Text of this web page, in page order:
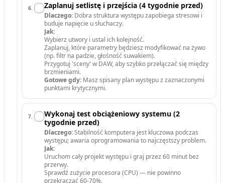
6. Zaplanuj setlistę i przejścia (4 tygodnie przed)
Dlaczego: Dobra struktura występu zapobiega stresowi i
buduje napięcie u słuchaczy.
Jak:
Wybierz utwory i ustal ich kolejność.
Zaplanuj, które parametry będziesz modyfikować na żywo
(np. filtr na padzie, głośność suwakiem).
Przygotuj 'sceny' w DAW, aby szybko przełączać się między
brzmieniami.
Gotowe gdy: Masz spisany plan występu z zaznaczonymi
punktami krytycznymi.
7.
Wykonaj test obciążeniowy systemu (2
tygodnie przed)
Dlaczego:Stabilność komputera jest kluczowa podczas
występu; awaria oprogramowania to najczęstszy problem.
Jak:
Uruchom cały projekt występu i graj przez 60 minut bez
przerwy.
Sprawdź zużycie procesora (CPU) — nie powinno
przekraczać 60-70%.